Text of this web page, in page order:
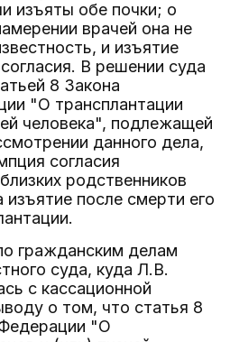
изъяты обе почки; о
врачей она не
и изъятие
В решении суда
8 Закона
"О трансплантации
человека", подлежащей
данного дела,
согласия
родственников
изъятие после смерти его
гражданским делам
суда, куда Л.В.
с кассационной
о том, что статья 8
"О